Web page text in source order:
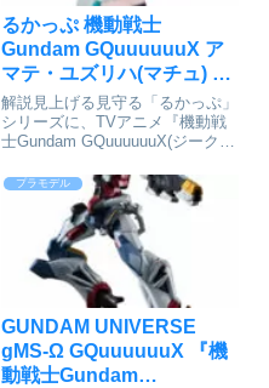
るかっぷ 機動戦士
Gundam GQuuuuuuX ア
マテ・ユズリハ(マチュ) 完
成品フィギュア[メガハウ
ス]が予約受付開始
解説見上げる見守る「るかっぷ」
シリーズに、TVアニメ『機動戦
士Gundam GQuuuuuuX(ジークア
チュ)が登場です！るかっぷは
「look up」を元にした造語で、
見上げ＆おすわりポーズが特長の
人気フィギ...
プラモデル
GUNDAM UNIVERSE
gMS-Ω GQuuuuuuX 『機
動戦士Gundam